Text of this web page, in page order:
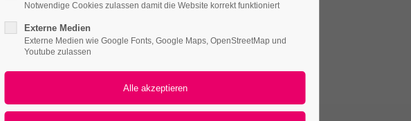
support for our customers
8:00am - 5:00pm(GMT +1)
Featured Tab
Notwendige Cookies zulassen damit die Website korrekt funktioniert
Externe Medien
Externe Medien wie Google Fonts, Google Maps, OpenStreetMap und
Youtube zulassen